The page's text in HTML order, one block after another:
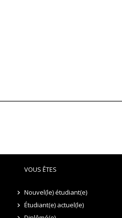
VOUS ÊTES
Nouvel(le) étudiant(e)
Étudiant(e) actuel(le)